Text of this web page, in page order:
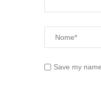
Save my